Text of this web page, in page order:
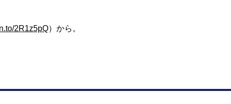
2R1z5pQ）から。